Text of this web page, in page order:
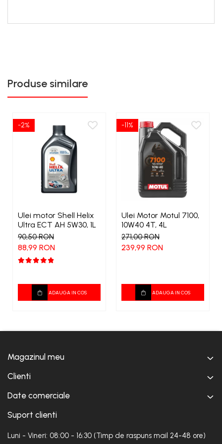
Produse similare
-2%
Ulei motor Shell Helix
Ultra ECT AH 5W30, 1L
90,50 RON
88,99 RON
ADAUGA IN COS
-11%
Ulei Motor Motul 7100,
10W40 4T, 4L
271,00 RON
239,99 RON
ADAUGA IN COS
Magazinul meu
Clienti
Date comerciale
Suport clienti
Luni - Vineri: 08:00 - 16:30 (Timp de raspuns mail 24-48 ore)